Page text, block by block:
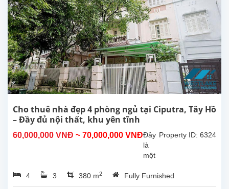
thuê
dọn
vào
Tổng
diện
tích
sử
dụng
270m²,
gồm
4...
Cho thuê nhà đẹp 4 phòng ngủ tại Ciputra, Tây Hồ
– Đầy đủ nội thất, khu yên tĩnh
60,000,000 VNĐ ~ 70,000,000 VNĐ Property ID: 6324
Đây
là
một
nhà
đẹp
4 3 380 m2 Fully Furnished